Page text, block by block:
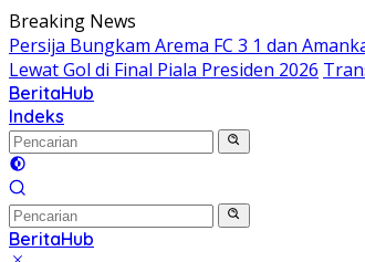
Langsung
ke
konten
Breaking News
Persija Bungkam Arema FC 3 1 dan
Lewat Gol di Final Piala Presiden 2026
BeritaHub
Indeks
BeritaHub